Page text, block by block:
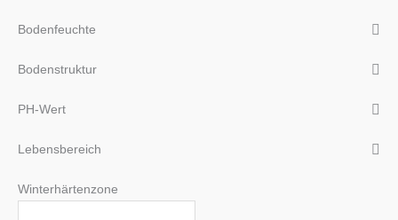
Bodenfeuchte
Bodenstruktur
PH-Wert
Lebensbereich
Winterhärtenzone